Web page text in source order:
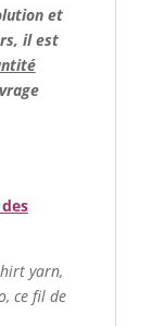
et
il est
yarn,
ce fil de